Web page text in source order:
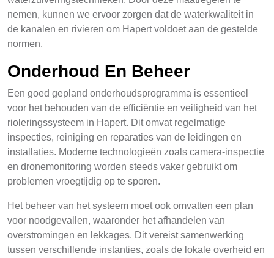
nemen, kunnen we ervoor zorgen dat de waterkwaliteit in
de kanalen en rivieren om Hapert voldoet aan de gestelde
normen.
Onderhoud En Beheer
Een goed gepland onderhoudsprogramma is essentieel
voor het behouden van de efficiëntie en veiligheid van het
rioleringssysteem in Hapert. Dit omvat regelmatige
inspecties, reiniging en reparaties van de leidingen en
installaties. Moderne technologieën zoals camera-inspectie
en dronemonitoring worden steeds vaker gebruikt om
problemen vroegtijdig op te sporen.
Het beheer van het systeem moet ook omvatten een plan
voor noodgevallen, waaronder het afhandelen van
overstromingen en lekkages. Dit vereist samenwerking
tussen verschillende instanties, zoals de lokale overheid en